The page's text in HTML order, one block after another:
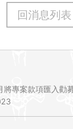
回消息列表
將專案款項匯入勸